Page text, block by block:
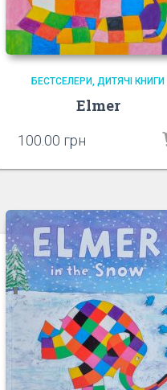
БЕСТСЕЛЕРИ ДИТЯЧІ КНИГИ
Elmer
100.00 грн